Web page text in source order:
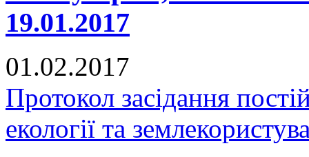
19.01.2017
01.02.2017
Протокол засідання
екології та